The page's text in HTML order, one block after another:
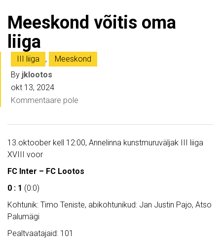
Meeskond võitis oma
liiga
III liiga ,
Meeskond
By jklootos
okt 13, 2024
Kommentaare pole
13.oktoober kell 12:00, Annelinna kunstmuruväljak III liiga
XVIII voor
FC Inter – FC Lootos
0 : 1 (0:0)
Kohtunik: Timo Teniste, abikohtunikud: Jan Justin Pajo, Atso
Palumägi
Pealtvaatajaid: 101